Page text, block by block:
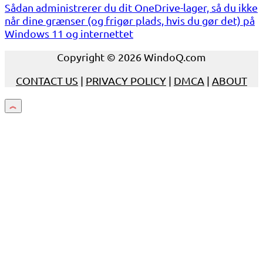
Sådan administrerer du dit OneDrive-lager, så du ikke
når dine grænser (og frigør plads, hvis du gør det) på
Windows 11 og internettet
Copyright © 2026 WindoQ.com
CONTACT US | PRIVACY POLICY | DMCA | ABOUT